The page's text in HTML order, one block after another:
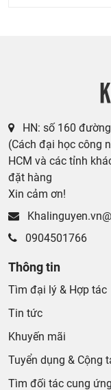
HN: số 160
(Cách đại học công
HCM và các tỉnh
đặt hàng
Xin cảm ơn!
0904501766
Thông tin
Tìm đại lý & Hợp tác
Tin tức
Khuyến mãi
Tuyển dụng & Cộng
Tìm đối tác cung ứng